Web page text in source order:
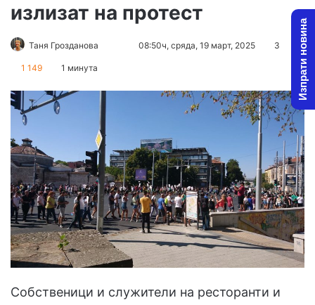
излизат на протест
Таня Грозданова
Send08:50ч, сряда, 19 март, 2025 3
1 149 1 минута
Собственици и служители на ресторанти и
Изпрати новина